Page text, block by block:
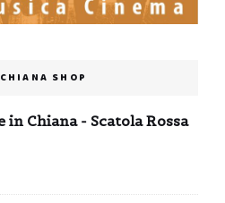
SHOP
in Chiana - Scatola Rossa